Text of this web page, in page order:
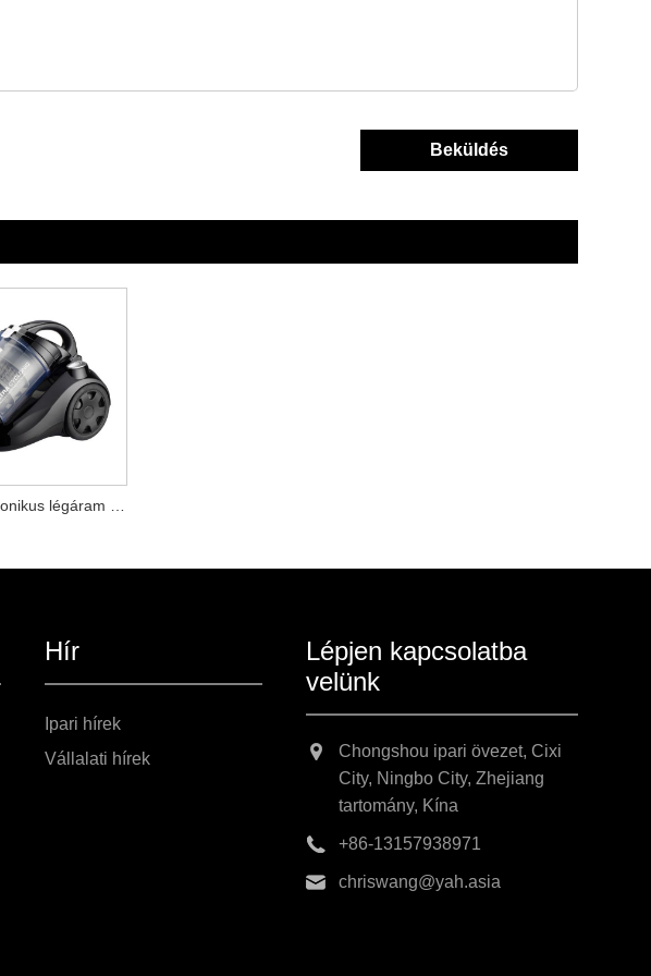
Beküldés
Hír
Ipari hírek
Vállalati hírek
Lépjen kapcsolatba
velünk
Chongshou ipari övezet, Cixi
City, Ningbo City, Zhejiang
tartomány, Kína
+86-13157938971
chriswang@yah.asia